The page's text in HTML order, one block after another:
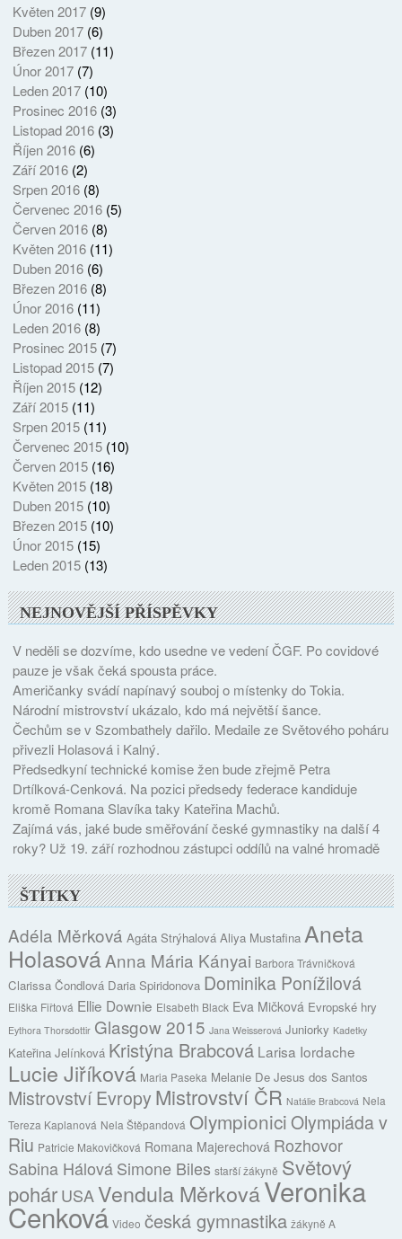
Květen 2017(9)
Duben 2017(6)
Březen 2017(11)
Únor 2017(7)
Leden 2017(10)
Prosinec 2016(3)
Listopad 2016(3)
Říjen 2016(6)
Září 2016(2)
Srpen 2016(8)
Červenec 2016(5)
Červen 2016(8)
Květen 2016(11)
Duben 2016(6)
Březen 2016(8)
Únor 2016(11)
Leden 2016(8)
Prosinec 2015(7)
Listopad 2015(7)
Říjen 2015(12)
Září 2015(11)
Srpen 2015(11)
Červenec 2015(10)
Červen 2015(16)
Květen 2015(18)
Duben 2015(10)
Březen 2015(10)
Únor 2015(15)
Leden 2015(13)
NEJNOVĚJŠÍ PŘÍSPĚVKY
V neděli se dozvíme, kdo usedne ve vedení ČGF. Po covidové
pauze je však čeká spousta práce.
Američanky svádí napínavý souboj o místenky do Tokia.
Národní mistrovství ukázalo, kdo má největší šance.
Čechům se v Szombathely dařilo. Medaile ze Světového poháru
přivezli Holasová i Kalný.
Předsedkyní technické komise žen bude zřejmě Petra
Drtílková-Cenková. Na pozici předsedy federace kandiduje
kromě Romana Slavíka taky Kateřina Machů.
Zajímá vás, jaké bude směřování české gymnastiky na další 4
roky? Už 19. září rozhodnou zástupci oddílů na valné hromadě
ŠTÍTKY
Adéla Měrková Agáta Strýhalová Aliya Mustafina Aneta
HolasováAnna Mária Kányai Barbora Trávničková
Clarissa Čondlová Daria Spiridonova Dominika Ponížilová
Eliška Fiřtová Ellie Downie Elsabeth Black Eva Mičková Evropské hry
Eythora Thorsdottir Glasgow 2015 Jana Weisserová Juniorky Kadetky
Kateřina Jelínková Kristýna Brabcová Larisa Iordache
Lucie Jiříková Maria Paseka Melanie De Jesus dos Santos
Mistrovství Evropy Mistrovství ČR Natálie Brabcová Nela
Tereza Kaplanová Nela Štěpandová OlympioniciOlympiáda v
Riu Patricie Makovičková Romana Majerechová Rozhovor
Sabina HálováSimone Biles starší žákyně Světový
pohárUSAVendula MěrkováVeronika
Cenková Video česká gymnastika žákyně A